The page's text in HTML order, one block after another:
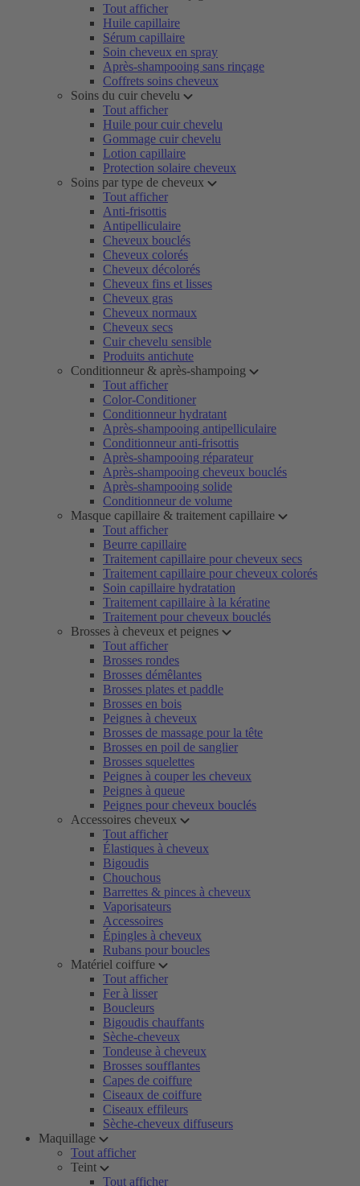
Tout afficher
Huile capillaire
Sérum capillaire
Soin cheveux en spray
Après-shampooing sans rinçage
Coffrets soins cheveux
Soins du cuir chevelu
Tout afficher
Huile pour cuir chevelu
Gommage cuir chevelu
Lotion capillaire
Protection solaire cheveux
Soins par type de cheveux
Tout afficher
Anti-frisottis
Antipelliculaire
Cheveux bouclés
Cheveux colorés
Cheveux décolorés
Cheveux fins et lisses
Cheveux gras
Cheveux normaux
Cheveux secs
Cuir chevelu sensible
Produits antichute
Conditionneur & après-shampoing
Tout afficher
Color-Conditioner
Conditionneur hydratant
Après-shampooing antipelliculaire
Conditionneur anti-frisottis
Après-shampooing réparateur
Après-shampooing cheveux bouclés
Après-shampooing solide
Conditionneur de volume
Masque capillaire & traitement capillaire
Tout afficher
Beurre capillaire
Traitement capillaire pour cheveux secs
Traitement capillaire pour cheveux colorés
Soin capillaire hydratation
Traitement capillaire à la kératine
Traitement pour cheveux bouclés
Brosses à cheveux et peignes
Tout afficher
Brosses rondes
Brosses démêlantes
Brosses plates et paddle
Brosses en bois
Peignes à cheveux
Brosses de massage pour la tête
Brosses en poil de sanglier
Brosses squelettes
Peignes à couper les cheveux
Peignes à queue
Peignes pour cheveux bouclés
Accessoires cheveux
Tout afficher
Élastiques à cheveux
Bigoudis
Chouchous
Barrettes & pinces à cheveux
Vaporisateurs
Accessoires
Épingles à cheveux
Rubans pour boucles
Matériel coiffure
Tout afficher
Fer à lisser
Boucleurs
Bigoudis chauffants
Sèche-cheveux
Tondeuse à cheveux
Brosses soufflantes
Capes de coiffure
Ciseaux de coiffure
Ciseaux effileurs
Sèche-cheveux diffuseurs
Maquillage
Tout afficher
Teint
Tout afficher